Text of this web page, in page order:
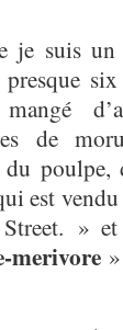
je suis
six
de
du poulpe,
est
»
merivore »